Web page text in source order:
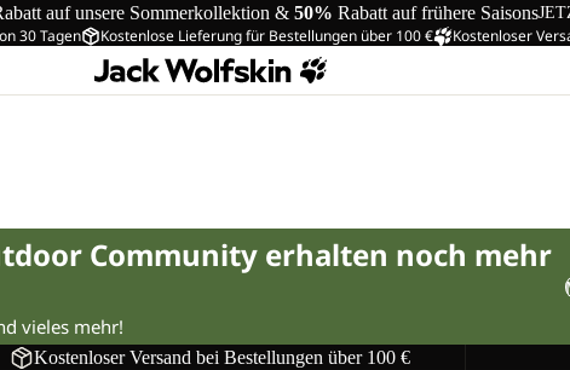
auf unsere Sommerkollektion & 50% Rabatt auf frühere Saisons
30 Tagen Kostenlose Lieferung für Bestellungen über 100 € Kostenloser
Community erhalten noch mehr
vieles mehr!
Kostenloser Versand bei Bestellungen über 100 €